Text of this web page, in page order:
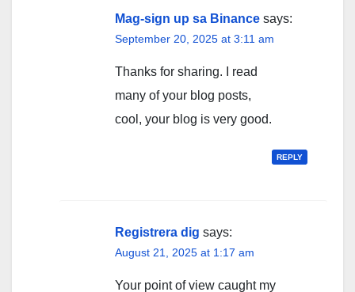
Mag-sign up sa Binance says:
September 20, 2025 at 3:11 am
Thanks for sharing. I read
many of your blog posts,
cool, your blog is very good.
REPLY
Registrera dig says:
August 21, 2025 at 1:17 am
Your point of view caught my